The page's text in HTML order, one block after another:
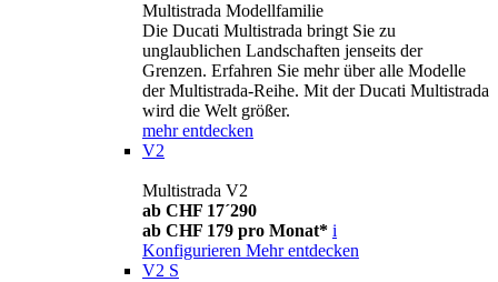
Multistrada Modellfamilie
Die Ducati Multistrada bringt Sie zu
unglaublichen Landschaften jenseits der
Grenzen. Erfahren Sie mehr über alle Modelle
der Multistrada-Reihe. Mit der Ducati Multistrada
wird die Welt größer.
mehr entdecken
V2
Multistrada V2
ab CHF 17´290
ab CHF 179 pro Monat* i
Konfigurieren Mehr entdecken
V2 S